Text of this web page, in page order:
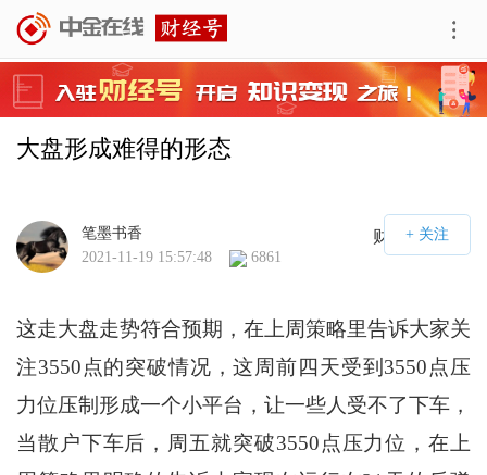
大盘形成难得的形态
财经号APP
笔墨书香
2021-11-19 15:57:48
6861
这走大盘走势符合预期，在上周策略里告诉大家关
注3550点的突破情况，这周前四天受到3550点压
力位压制形成一个小平台，让一些人受不了下车，
当散户下车后，周五就突破3550点压力位，在上